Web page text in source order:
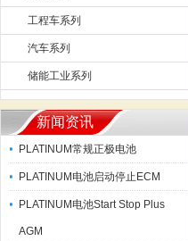
工程车系列
汽车系列
储能工业系列
新闻资讯
PLATINUM常规正极电池
PLATINUM电池启动停止ECM
PLATINUM电池Start Stop Plus
AGM